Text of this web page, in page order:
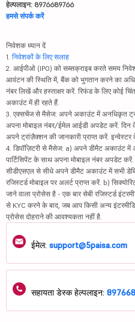
हेल्पलाइन: 8976689766
हमसे संपर्क करें
निवेशक ध्यान दें
1. निवेशकों के लिए सलाह
2. आईपीओ (IPO) को सब्सक्राइब करते समय
आवंटन की स्थिति में, बैंक को भुगतान करने का
नंबर लिखें और हस्ताक्षर करें. रिफंड के लिए कोई
अकाउंट में ही रहते हैं.
3. एक्सचेंज से मैसेज: अपने अकाउंट में अनधिकृत
अपना मोबाइल नंबर/ईमेल आईडी अपडेट करें.
अपने ट्रांज़ैक्शन की जानकारी प्राप्त करें. इन्वेस्टर
4. डिपॉज़िटरी से मैसेज: a) अपने डीमैट अकाउंट में
पार्टिसिपेंट के साथ अपना मोबाइल नंबर अपडेट
सीडीएसएल से सीधे अपने डीमैट अकाउंट में सभी
रजिस्टर्ड मोबाइल पर अलर्ट प्राप्त करें. b)
जाने वाला प्रोसेस है - एक बार सेबी रजिस्टर्ड
से KYC करने के बाद, जब आप किसी अन्य
प्रोसेस दोहराने की आवश्यकता नहीं है.
ईमेल: support@5paisa.com
सहायता डेस्क हेल्पलाइन: